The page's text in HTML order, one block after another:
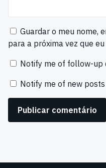
Guardar o meu nome,
para a próxima vez que
Notify me of follow-up
Notify me of new